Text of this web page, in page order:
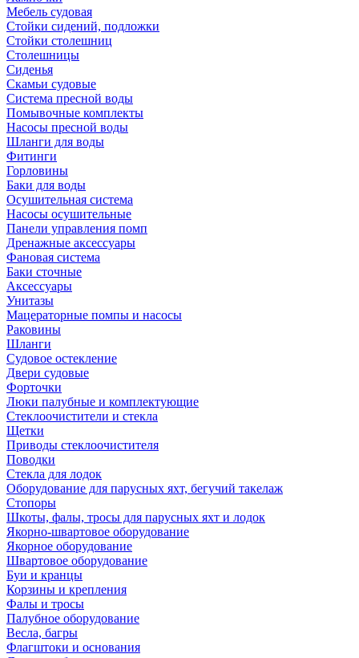
Мебель судовая
Стойки сидений, подложки
Стойки столешниц
Столешницы
Сиденья
Скамьи судовые
Система пресной воды
Помывочные комплекты
Насосы пресной воды
Шланги для воды
Фитинги
Горловины
Баки для воды
Осушительная система
Насосы осушительные
Панели управления помп
Дренажные аксессуары
Фановая система
Баки сточные
Аксессуары
Унитазы
Мацераторные помпы и насосы
Раковины
Шланги
Судовое остекление
Двери судовые
Форточки
Люки палубные и комплектующие
Стеклоочистители и стекла
Щетки
Приводы стеклоочистителя
Поводки
Стекла для лодок
Оборудование для парусных яхт, бегучий такелаж
Стопоры
Шкоты, фалы, тросы для парусных яхт и лодок
Якорно-швартовое оборудование
Якорное оборудование
Швартовое оборудование
Буи и кранцы
Корзины и крепления
Фалы и тросы
Палубное оборудование
Весла, багры
Флагштоки и основания